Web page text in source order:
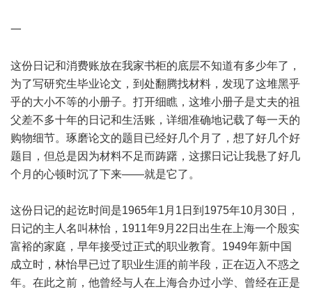
一
这份日记和消费账放在我家书柜的底层不知道有多少年了，
为了写研究生毕业论文，到处翻腾找材料，发现了这堆黑乎
乎的大小不等的小册子。打开细瞧，这堆小册子是丈夫的祖
父差不多十年的日记和生活账，详细准确地记载了每一天的
购物细节。琢磨论文的题目已经好几个月了，想了好几个好
题目，但总是因为材料不足而踌躇，这摞日记让我悬了好几
个月的心顿时沉了下来——就是它了。
这份日记的起讫时间是1965年1月1日到1975年10月30日，
日记的主人名叫林怡，1911年9月22日出生在上海一个殷实
富裕的家庭，早年接受过正式的职业教育。1949年新中国
成立时，林怡早已过了职业生涯的前半段，正在迈入不惑之
年。在此之前，他曾经与人在上海合办过小学、曾经在正是